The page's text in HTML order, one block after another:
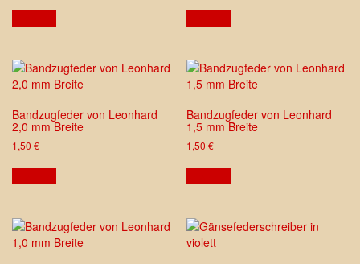
Bandzugfeder von Leonhard
2,0 mm Breite
1,50 €
Bandzugfeder von Leonhard
1,5 mm Breite
1,50€